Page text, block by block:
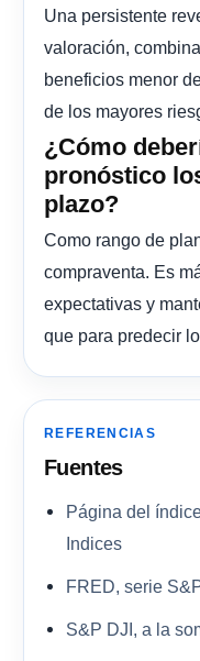
Una persistente
valoración,
beneficios menor
de los mayores
¿Cómo
pronóstico
plazo?
Como rango de
compraventa. Es
expectativas y
que para predecir
REFERENCIAS
Fuentes
Página del
Indices
FRED, serie
S&P DJI, a la